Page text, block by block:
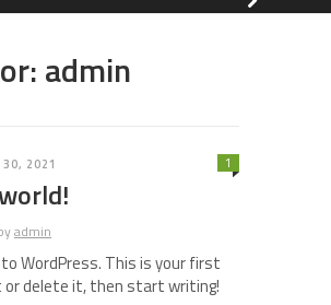
admin
30, 2021 1
admin
WordPress. This is your first
or delete it, then start writing!